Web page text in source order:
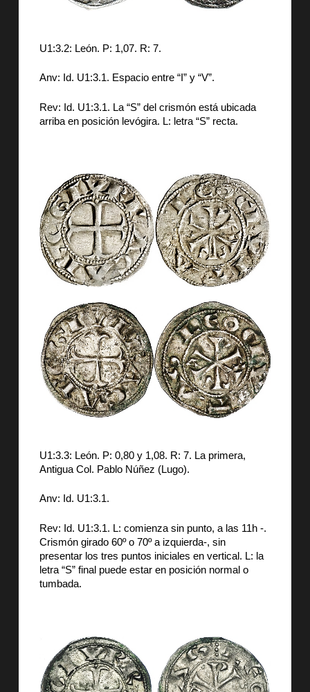
U1:3.2: León. P: 1,07. R: 7.
Anv: Id. U1:3.1. Espacio entre “I” y “V”.
Rev: Id. U1:3.1. La “S” del crismón está ubicada
arriba en posición levógira. L: letra “S” recta.
U1:3.3: León. P: 0,80 y 1,08. R: 7. La primera,
Antigua Col. Pablo Núñez (Lugo).
Anv: Id. U1:3.1.
Rev: Id. U1:3.1. L: comienza sin punto, a las 11h -.
Crismón girado 60º o 70º a izquierda-, sin
presentar los tres puntos iniciales en vertical. L: la
letra “S” final puede estar en posición normal o
tumbada.